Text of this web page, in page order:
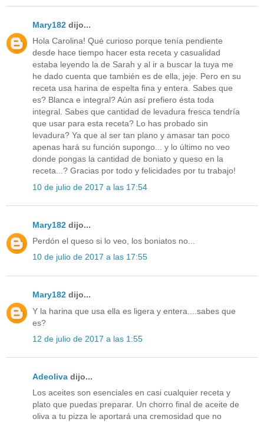
Mary182 dijo...
Hola Carolina! Qué curioso porque tenía pendiente
desde hace tiempo hacer esta receta y casualidad
estaba leyendo la de Sarah y al ir a buscar la tuya me
he dado cuenta que también es de ella, jeje. Pero en su
receta usa harina de espelta fina y entera. Sabes que
es? Blanca e integral? Aún así prefiero ésta toda
integral. Sabes que cantidad de levadura fresca tendría
que usar para esta receta? Lo has probado sin
levadura? Ya que al ser tan plano y amasar tan poco
apenas hará su función supongo... y lo último no veo
donde pongas la cantidad de boniato y queso en la
receta...? Gracias por todo y felicidades por tu trabajo!
10 de julio de 2017 a las 17:54
Mary182 dijo...
Perdón el queso si lo veo, los boniatos no...
10 de julio de 2017 a las 17:55
Mary182 dijo...
Y la harina que usa ella es ligera y entera....sabes que
es?
12 de julio de 2017 a las 1:55
Adeoliva dijo...
Los aceites son esenciales en casi cualquier receta y
plato que puedas preparar. Un chorro final de aceite de
oliva a tu pizza le aportará una cremosidad que no